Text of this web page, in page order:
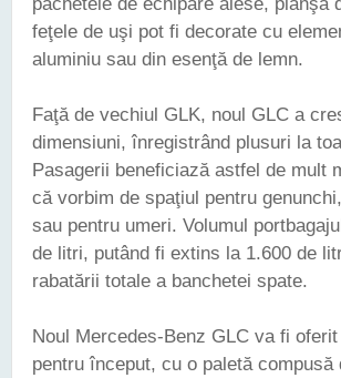
feţele de uşi pot fi decorate cu
aluminiu sau din esenţă de lemn.
Faţă de vechiul GLK, noul GLC a
dimensiuni, înregistrând plusuri la
Pasagerii beneficiază astfel de mult
că vorbim de spaţiul pentru
sau pentru umeri. Volumul
de litri, putând fi extins la 1.600 de
rabatării totale a banchetei spate.
Noul Mercedes-Benz GLC va fi
pentru început, cu o paletă compusă